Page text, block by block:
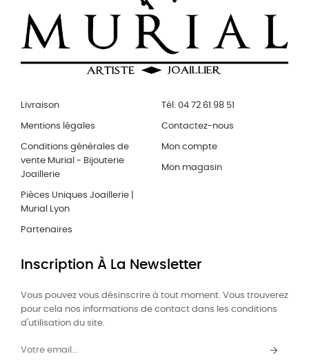
Livraison
Mentions légales
Conditions générales de
vente Murial - Bijouterie
Joaillerie
Pièces Uniques Joaillerie |
Murial Lyon
Partenaires
Tél: 04 72 61 98 51
Contactez-nous
Mon compte
Mon magasin
Inscription À La Newsletter
Vous pouvez vous désinscrire à tout moment. Vous trouverez
pour cela nos informations de contact dans les conditions
d'utilisation du site.